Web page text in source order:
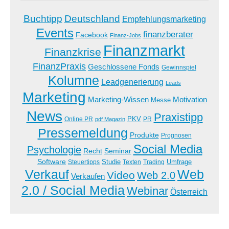
Buchtipp Deutschland Empfehlungsmarketing
Events Facebook Finanz-Jobs finanzberater
Finanzkrise Finanzmarkt
FinanzPraxis Geschlossene Fonds Gewinnspiel
Kolumne Leadgenerierung Leads
Marketing Marketing-Wissen Messe Motivation
News Online PR pdf Magazin PKV PR Praxistipp
Pressemeldung Produkte Prognosen
Psychologie Recht Seminar Social Media
Software Steuertipps Studie Texten Trading Umfrage
Verkauf Verkaufen Video Web 2.0Web
2.0 / Social MediaWebinar Österreich